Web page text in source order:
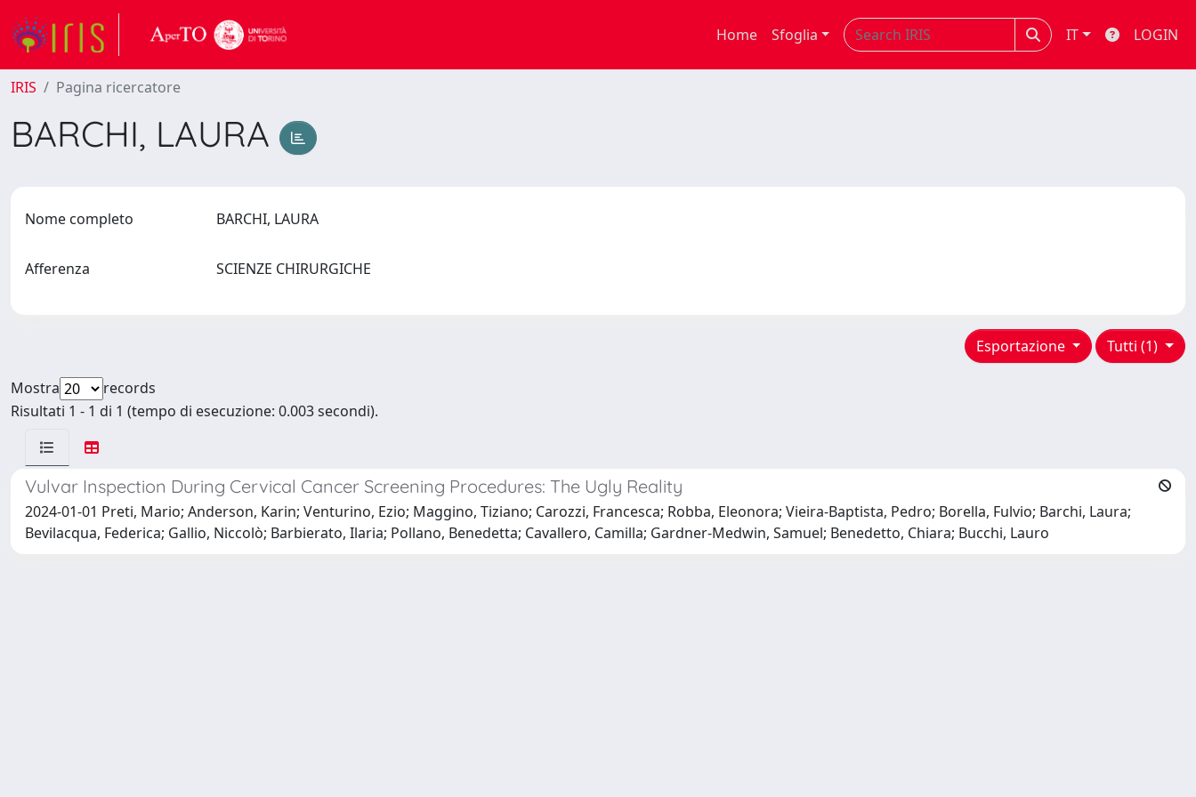
Home Sfoglia IT LOGIN
IRIS Pagina ricercatore
BARCHI, LAURA
Nome completo BARCHI, LAURA
Afferenza SCIENZE CHIRURGICHE
Tutti (1)
Esportazione
Mostra
records
Risultati 1 - 1 di 1 (tempo di esecuzione: 0.003 secondi).
Vulvar Inspection During Cervical Cancer Screening Procedures: The Ugly Reality
2024-01-01 Preti, Mario; Anderson, Karin; Venturino, Ezio; Maggino, Tiziano; Carozzi, Francesca; Robba, Eleonora; Vieira-Baptista, Pedro; Borella, Fulvio; Barchi, Laura;
Bevilacqua, Federica; Gallio, Niccolò; Barbierato, Ilaria; Pollano, Benedetta; Cavallero, Camilla; Gardner-Medwin, Samuel; Benedetto, Chiara; Bucchi, Lauro